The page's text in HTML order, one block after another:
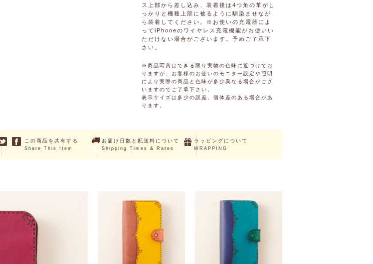
ス上部から差し込み、装着後は4つ角の革がし
っかりと機種上部に被るように馴染ませなが
ら装着してください。※お使いの充電器によ
ってiPhoneのワイヤレス充電機能がお使いい
ただけない場合がございます。予めご了承下
さい。
※商品写真はできる限り実物の色味に近づけてお
りますが、お客様のお使いのモニター設定や照明
により実際の商品と色味が多少異なる場合がござ
いますのでご了承下さい。
表示サイズは多少の誤差、個体差のある場合があ
ります。
この商品を共有する
Share This Item
お届け日数と配送料について
Shipping Times & Rates
ラッピングについて
WRAPPING